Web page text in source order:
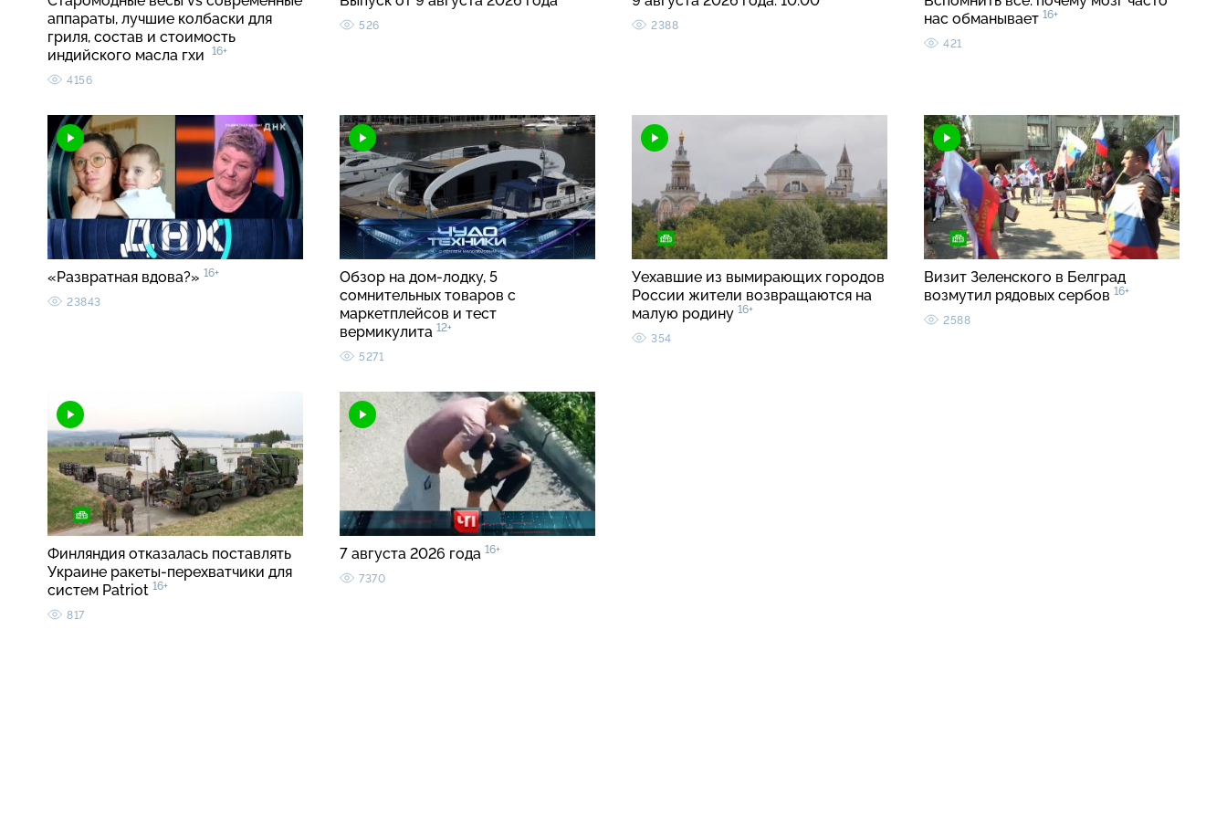
аппараты, лучшие колбаски для
гриля, состав и стоимость
индийского масла гхи
16+
4156
526 2388
нас обманывает 16+
421
«Развратная вдова?» 16+
23843
Обзор на дом-лодку, 5
сомнительных товаров с
маркетплейсов и тест
вермикулита 12+
5271
Уехавшие из вымирающих городов
России жители возвращаются на
малую родину 16+
354
Визит Зеленского в Белград
возмутил рядовых сербов 16+
2588
Финляндия отказалась поставлять
Украине ракеты-перехватчики для
систем Patriot 16+
817
7 августа 2026 года 16+
7370